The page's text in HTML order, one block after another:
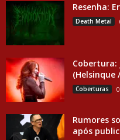
Resenha:
Death Metal
Cobertura:
(Helsinque
Coberturas
Rumores
após